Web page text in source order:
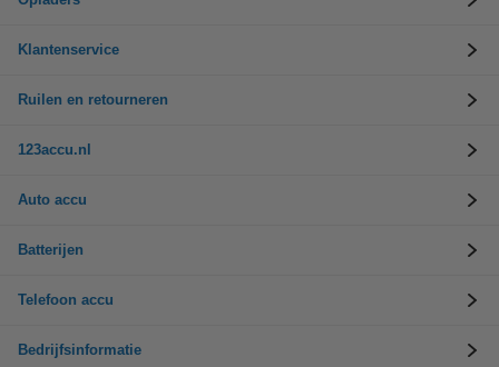
Klantenservice
Ruilen en retourneren
123accu.nl
Auto accu
Batterijen
Telefoon accu
Bedrijfsinformatie